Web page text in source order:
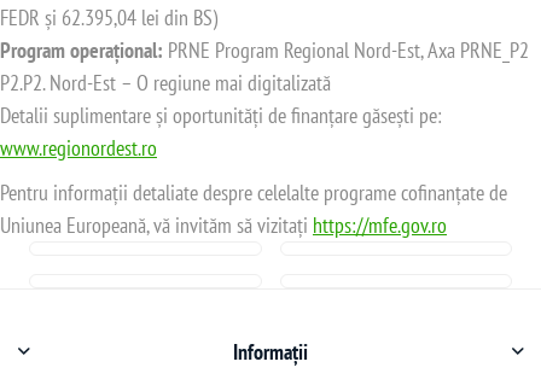
FEDR și 62.395,04 lei din BS)
Program operațional: PRNE Program Regional Nord-Est, Axa PRNE_P2
P2.P2. Nord-Est – O regiune mai digitalizată
Detalii suplimentare și oportunități de finanțare găsești pe:
www.regionordest.ro
Pentru informații detaliate despre celelalte programe cofinanțate de
Uniunea Europeană, vă invităm să vizitați https://mfe.gov.ro
Informații